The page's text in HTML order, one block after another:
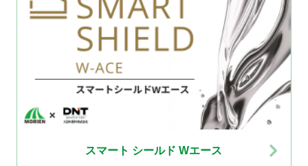
スマート シールド Wエース